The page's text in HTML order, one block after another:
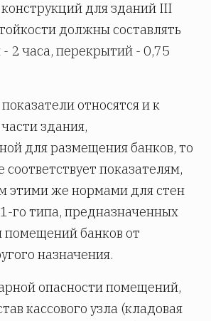
для зданий III
должны составлять
2 часа, перекрытий - 0,75
относятся и к
здания,
для размещения банков, то
соответствует показателям,
этими же нормами для стен
го типа, предназначенных
помещений банков от
назначения.
опасности помещений,
кассового узла (кладовая